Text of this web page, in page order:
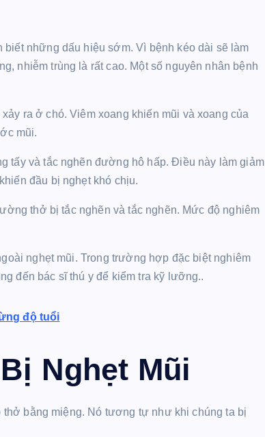
biết những dấu hiệu sớm. Vì bệnh kéo dài sẽ làm
nhiễm trùng là rất cao. Một số nguyên nhân bệnh
ra ở chó. Viêm xoang khiến mũi và xoang của
mũi.
tấy và tắc nghẽn đường hô hấp. Điều này làm giảm
đầu bị nghẹt khó chịu.
thở bị tắc nghẽn và tắc nghẽn. Mức độ nghiêm
nghẹt mũi. Trong trường hợp đặc biệt nghiêm
đến bác sĩ thú y để kiểm tra kỹ lưỡng..
độ tuổi
Nghẹt Mũi
bằng miệng. Nó tương tự như khi chúng ta bị